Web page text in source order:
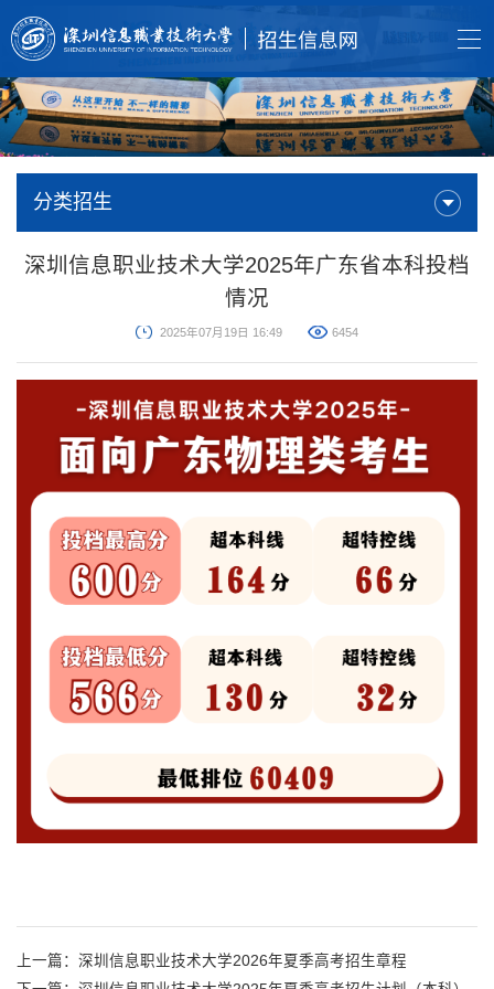
分类招生
深圳信息职业技术大学2025年广东省本科投档
情况
2025年07月19日 16:49 6454
上一篇： 深圳信息职业技术大学2026年夏季高考招生章程